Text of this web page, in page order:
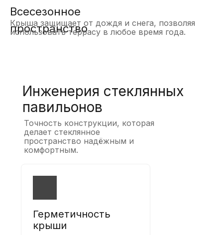
Всесезонное
пространство
Крыша защищает от дождя и снега, позволяя
использовать террасу в любое время года.
Инженерия стеклянных
павильонов
Точность конструкции, которая
делает стеклянное
пространство надёжным и
комфортным.
Герметичность
крыши